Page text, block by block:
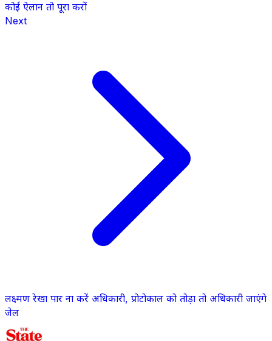
कोई ऐलान तो पूरा करों
Next
लक्ष्मण रेखा पार ना करें अधिकारी, प्रोटोकाल को तोड़ा तो अधिकारी जाएंगे
जेल